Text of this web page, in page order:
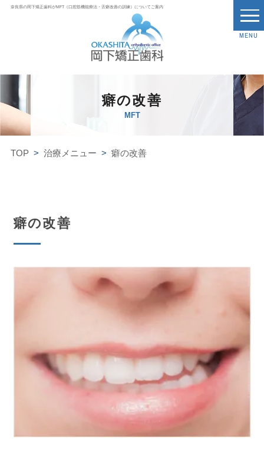
奈良県の岡下矯正歯科がMFT（口腔筋機能療法・舌癖改善の訓練）についてご案内
MENU
癖の改善
MFT
TOP 治療メニュー 癖の改善
癖の改善